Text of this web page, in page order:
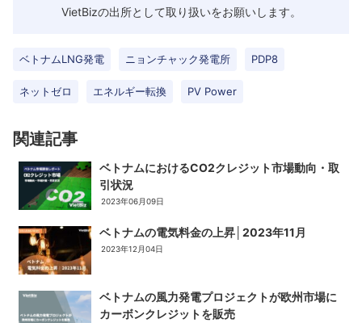
VietBizの出所として取り扱いをお願いします。
ベトナムLNG発電 ニョンチャック発電所 PDP8
ネットゼロ エネルギー転換 PV Power
関連記事
ベトナムにおけるCO2クレジット市場動向・取
引状況​
2023年06月09日
ベトナムの電気料金の上昇│2023年11月
2023年12月04日
ベトナムの風力発電プロジェクトが欧州市場に
カーボンクレジットを販売